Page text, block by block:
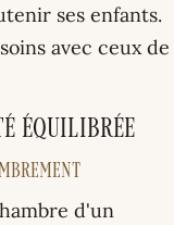
ses enfants.
avec ceux de
Équilibrée
d'un